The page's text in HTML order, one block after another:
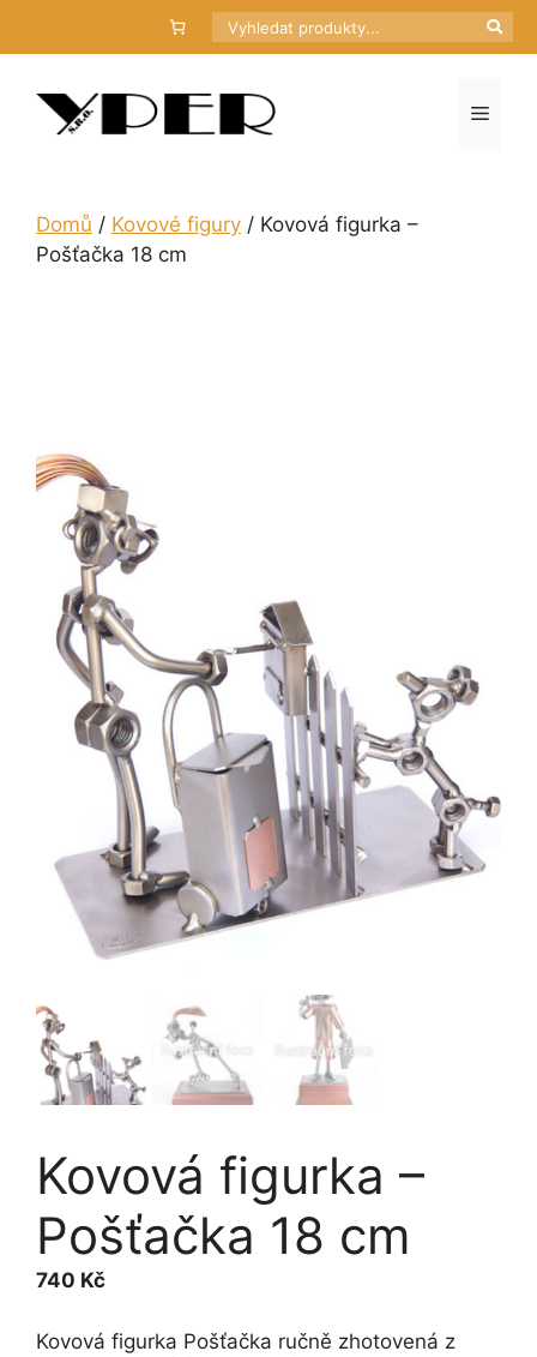
Hledat
Menu
Domů / Kovové figury / Kovová figurka –
Pošťačka 18 cm
Kovová figurka –
Pošťačka 18 cm
740 Kč
Kovová figurka Pošťačka ručně zhotovená z